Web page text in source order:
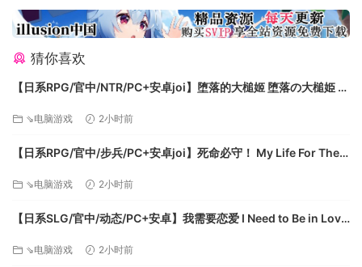
猜你喜欢
【日系RPG/官中/NTR/PC+安卓joi】堕落的大槌姬 堕落の大槌姫 官
⇘电脑游戏 2小时前
【日系RPG/官中/步兵/PC+安卓joi】死命必守！ My Life For Thee!
⇘电脑游戏 2小时前
【日系SLG/官中/动态/PC+安卓】我需要恋爱 I Need to Be in Love
⇘电脑游戏 2小时前